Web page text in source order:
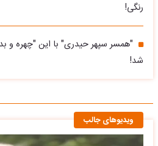
رنگی!
"همسر سپهر حیدری" با این "چهره و
شد!
ویدیوهای جالب